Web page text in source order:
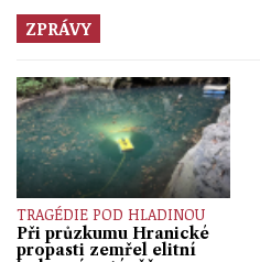
ZPRÁVY
TRAGÉDIE POD HLADINOU
Při průzkumu Hranické
propasti zemřel elitní